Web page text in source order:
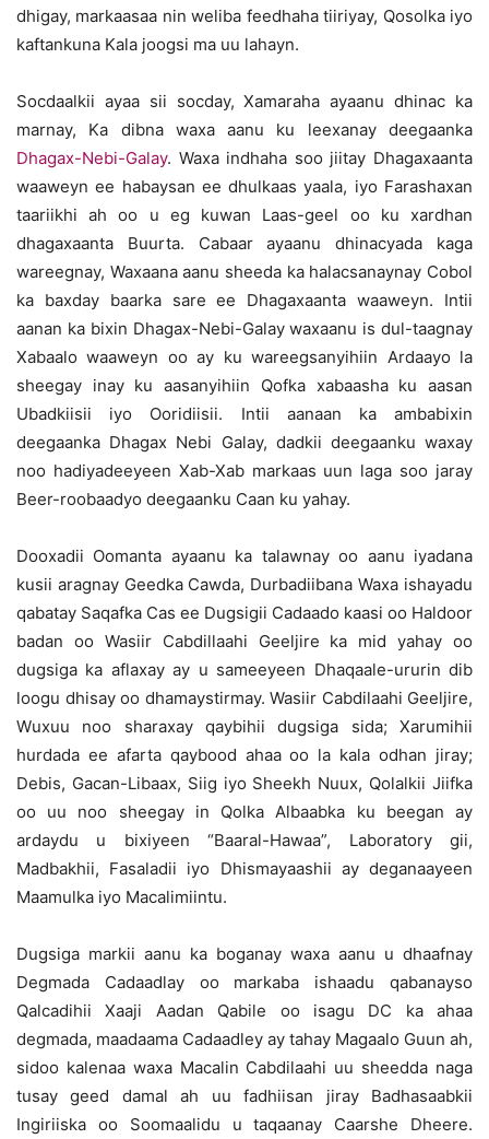
dhigay, markaasaa nin weliba feedhaha tiiriyay, Qosolka iyo
kaftankuna Kala joogsi ma uu lahayn.
Socdaalkii ayaa sii socday, Xamaraha ayaanu dhinac ka
marnay, Ka dibna waxa aanu ku leexanay deegaanka
Dhagax-Nebi-Galay. Waxa indhaha soo jiitay Dhagaxaanta
waaweyn ee habaysan ee dhulkaas yaala, iyo Farashaxan
taariikhi ah oo u eg kuwan Laas-geel oo ku xardhan
dhagaxaanta Buurta. Cabaar ayaanu dhinacyada kaga
wareegnay, Waxaana aanu sheeda ka halacsanaynay Cobol
ka baxday baarka sare ee Dhagaxaanta waaweyn. Intii
aanan ka bixin Dhagax-Nebi-Galay waxaanu is dul-taagnay
Xabaalo waaweyn oo ay ku wareegsanyihiin Ardaayo la
sheegay inay ku aasanyihiin Qofka xabaasha ku aasan
Ubadkiisii iyo Ooridiisii. Intii aanaan ka ambabixin
deegaanka Dhagax Nebi Galay, dadkii deegaanku waxay
noo hadiyadeeyeen Xab-Xab markaas uun laga soo jaray
Beer-roobaadyo deegaanku Caan ku yahay.
Dooxadii Oomanta ayaanu ka talawnay oo aanu iyadana
kusii aragnay Geedka Cawda, Durbadiibana Waxa ishayadu
qabatay Saqafka Cas ee Dugsigii Cadaado kaasi oo Haldoor
badan oo Wasiir Cabdillaahi Geeljire ka mid yahay oo
dugsiga ka aflaxay ay u sameeyeen Dhaqaale-ururin dib
loogu dhisay oo dhamaystirmay. Wasiir Cabdilaahi Geeljire,
Wuxuu noo sharaxay qaybihii dugsiga sida; Xarumihii
hurdada ee afarta qaybood ahaa oo la kala odhan jiray;
Debis, Gacan-Libaax, Siig iyo Sheekh Nuux, Qolalkii Jiifka
oo uu noo sheegay in Qolka Albaabka ku beegan ay
ardaydu u bixiyeen “Baaral-Hawaa”, Laboratory gii,
Madbakhii, Fasaladii iyo Dhismayaashii ay deganaayeen
Maamulka iyo Macalimiintu.
Dugsiga markii aanu ka boganay waxa aanu u dhaafnay
Degmada Cadaadlay oo markaba ishaadu qabanayso
Qalcadihii Xaaji Aadan Qabile oo isagu DC ka ahaa
degmada, maadaama Cadaadley ay tahay Magaalo Guun ah,
sidoo kalenaa waxa Macalin Cabdilaahi uu sheedda naga
tusay geed damal ah uu fadhiisan jiray Badhasaabkii
Ingiriiska oo Soomaalidu u taqaanay Caarshe Dheere.